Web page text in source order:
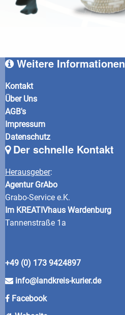
Weitere Informationen
Kontakt
Über Uns
AGB's
Impressum
Datenschutz
Der schnelle Kontakt
Herausgeber:
Agentur GrAbo
Grabo-Service e.K.
Im KREATIVhaus Wardenburg
Tannenstraße 1a
+49 (0) 173 9424897
info@landkreis-kurier.de
Facebook